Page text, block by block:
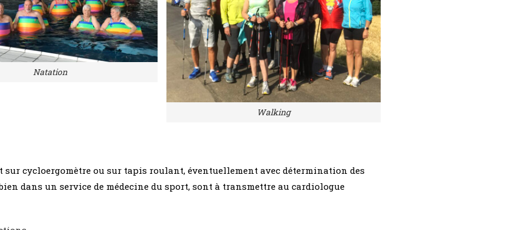
Natation
Walking
cycloergomètre ou sur tapis roulant, éventuellement avec détermination des
dans un service de médecine du sport, sont à transmettre au cardiologue